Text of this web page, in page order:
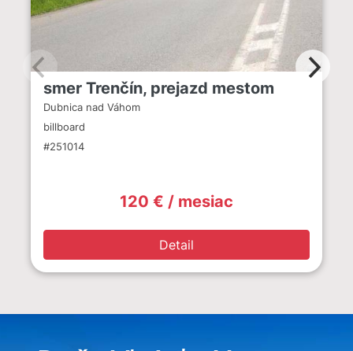
smer Trenčín, prejazd mestom
Dubnica nad Váhom
billboard
#251014
120 € / mesiac
Detail